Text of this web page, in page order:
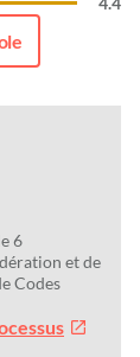
4.4
6
et de
Codes